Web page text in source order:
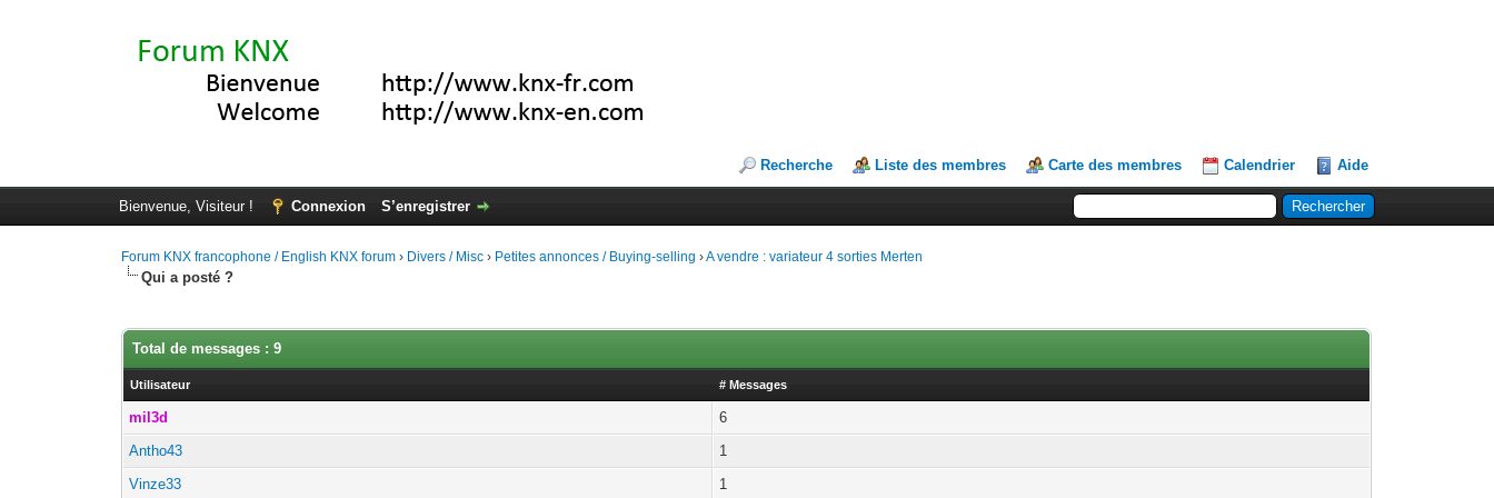
Recherche Liste des membres Carte des membres Calendrier Aide
Bienvenue, Visiteur ! Connexion S’enregistrer
Forum KNX francophone / English KNX forum › Divers / Misc › Petites annonces / Buying-selling ›A vendre : variateur 4 sorties Merten
Qui a posté ?
Total de messages : 9
Utilisateur # Messages
mil3d
6
Antho43
1
Vinze33
1